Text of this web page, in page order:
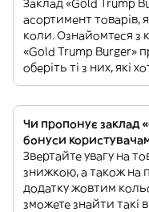
Заклад «Gold Trump
асортимент товарів,
коли. Ознайомтеся з
«Gold Trump Burger»
оберіть ті з них, які
Чи пропонує заклад
бонуси
Звертайте увагу на
знижкою, а також на
додатку жовтим
зможете знайти такі